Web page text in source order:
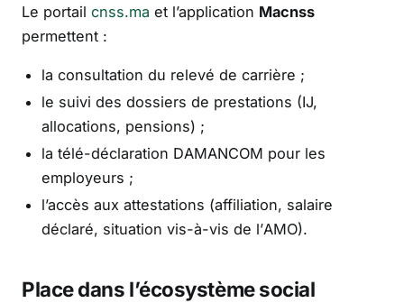
Le portail cnss.ma et l’application Macnss
permettent :
la consultation du relevé de carrière ;
le suivi des dossiers de prestations (IJ,
allocations, pensions) ;
la télé-déclaration DAMANCOM pour les
employeurs ;
l’accès aux attestations (affiliation, salaire
déclaré, situation vis-à-vis de l’AMO).
Place dans l’écosystème social